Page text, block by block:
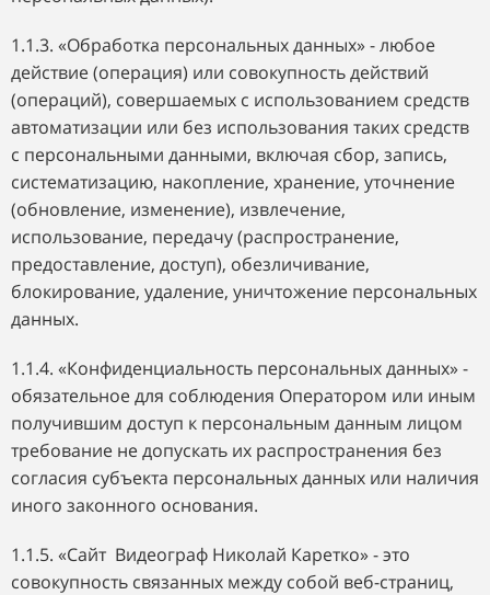
1.1.3. «Обработка персональных данных» - любое
действие (операция) или совокупность действий
(операций), совершаемых с использованием средств
автоматизации или без использования таких средств
с персональными данными, включая сбор, запись,
систематизацию, накопление, хранение, уточнение
(обновление, изменение), извлечение,
использование, передачу (распространение,
предоставление, доступ), обезличивание,
блокирование, удаление, уничтожение персональных
данных.
1.1.4. «Конфиденциальность персональных данных» -
обязательное для соблюдения Оператором или иным
получившим доступ к персональным данным лицом
требование не допускать их распространения без
согласия субъекта персональных данных или наличия
иного законного основания.
1.1.5. «Сайт Видеограф Николай Каретко» - это
совокупность связанных между собой веб-страниц,